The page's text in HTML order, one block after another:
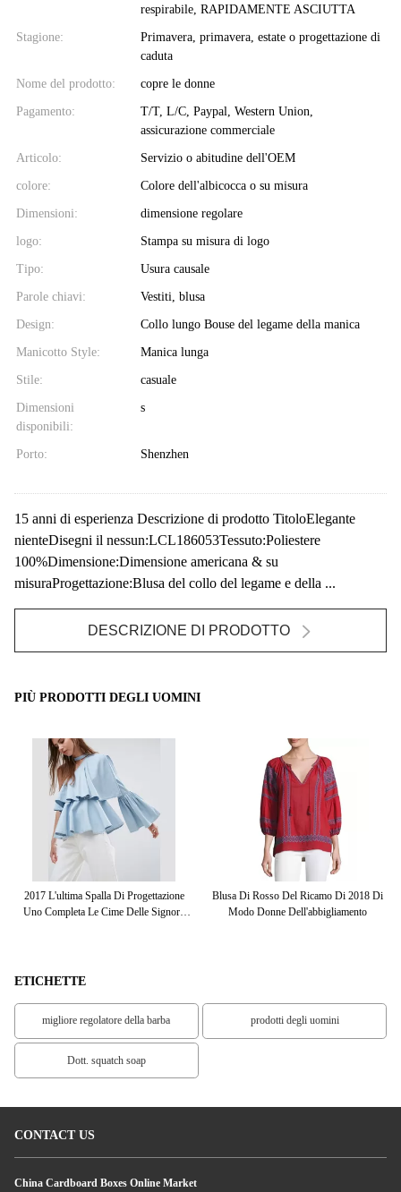
respirabile, RAPIDAMENTE ASCIUTTA
Stagione:
Primavera, primavera, estate o progettazione di
caduta
Nome del prodotto: copre le donne
Pagamento:
T/T, L/C, Paypal, Western Union,
assicurazione commerciale
Articolo: Servizio o abitudine dell'OEM
colore: Colore dell'albicocca o su misura
Dimensioni: dimensione regolare
logo: Stampa su misura di logo
Tipo: Usura causale
Parole chiavi: Vestiti, blusa
Design: Collo lungo Bouse del legame della manica
Manicotto Style: Manica lunga
Stile: casuale
Dimensioni
disponibili:
s
Porto: Shenzhen
15 anni di esperienza Descrizione di prodotto TitoloElegante
nienteDisegni il nessun:LCL186053Tessuto:Poliestere
100%Dimensione:Dimensione americana & su
misuraProgettazione:Blusa del collo del legame e della ...
DESCRIZIONE DI PRODOTTO
PIÙ PRODOTTI DEGLI UOMINI
2017 L'ultima Spalla Di Progettazione
Uno Completa Le Cime Delle Signore
Blusa Di Rosso Del Ricamo Di 2018 Di
Modo Donne Dell'abbigliamento
ETICHETTE
migliore regolatore della barba prodotti degli uomini
Dott. squatch soap
CONTACT US
China Cardboard Boxes Online Market